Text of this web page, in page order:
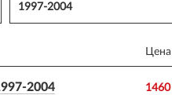
1997-2004
Цена
2004 1460